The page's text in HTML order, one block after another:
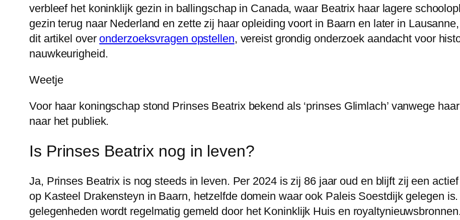
verbleef het koninklijk gezin in ballingschap in Canada, waar Beatrix haar lagere
gezin terug naar Nederland en zette zij haar opleiding voort in Baarn en later in
dit artikel over onderzoeksvragen opstellen, vereist grondig onderzoek aandacht voor
nauwkeurigheid.
Weetje
Voor haar koningschap stond Prinses Beatrix bekend als ‘prinses Glimlach’ vanwege
naar het publiek.
Is Prinses Beatrix nog in leven?
Ja, Prinses Beatrix is nog steeds in leven. Per 2024 is zij 86 jaar oud en blijft zij een
op Kasteel Drakensteyn in Baarn, hetzelfde domein waar ook Paleis Soestdijk gelegen
gelegenheden wordt regelmatig gemeld door het Koninklijk Huis en